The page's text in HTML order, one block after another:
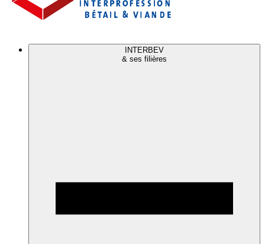
INTERBEV
& ses filières